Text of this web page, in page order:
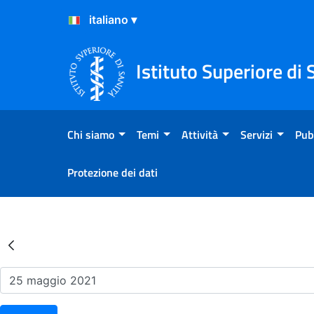
Salta al Contenuto
Salta al Footer
Istituto Superiore di
Chi siamo Temi Attività Servizi
Protezione dei dati
Risultati della Ricerca -